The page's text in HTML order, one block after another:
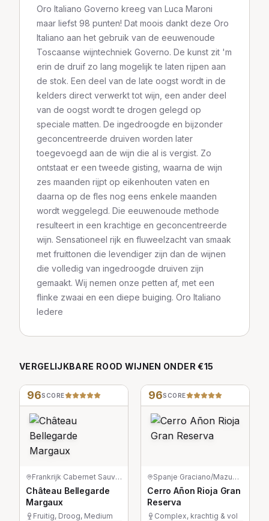
Oro Italiano Governo kreeg van Luca Maroni
maar liefst 98 punten! Dat moois dankt deze Oro
Italiano aan het gebruik van de eeuwenoude
Toscaanse wijntechniek Governo. De kunst zit 'm
erin de druif zo lang mogelijk te laten rijpen aan
de stok. Een deel van de late oogst wordt in de
kelders direct verwerkt tot wijn, een ander deel
van de oogst wordt te drogen gelegd op
speciale matten. De ingedroogde en bijzonder
geconcentreerde druiven worden later
toegevoegd aan de wijn die al is vergist. Zo
ontstaat er een tweede gisting, waarna de wijn
zes maanden rijpt op eikenhouten vaten en
daarna op de fles nog eens enkele maanden
wordt weggelegd. Die eeuwenoude methode
resulteert in een krachtige en geconcentreerde
wijn. Sensationeel rijk en fluweelzacht van smaak
met fruittonen die levendiger zijn dan de wijnen
die volledig van ingedroogde druiven zijn
gemaakt. Wij nemen onze petten af, met een
flinke zwaai en een diepe buiging. Oro Italiano
Iedere
VERGELIJKBARE ROOD WIJNEN ONDER €15
96SCORE
Frankrijk· Cabernet Sauvignon/Merlot/Petit Verdot
Château Bellegarde
Margaux
Fruitig, Droog, Medium
96SCORE
Spanje· Graciano/Mazuelo/Tempranillo
Cerro Añon Rioja Gran
Reserva
Complex, krachtig & vol